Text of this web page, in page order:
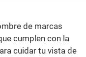
de marcas
cumplen con la
cuidar tu vista de